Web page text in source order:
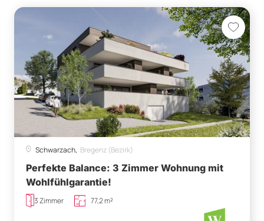
Schwarzach, Bregenz (Bezirk)
Perfekte Balance: 3 Zimmer Wohnung mit
Wohlfühlgarantie!
3 Zimmer 77,2 m²